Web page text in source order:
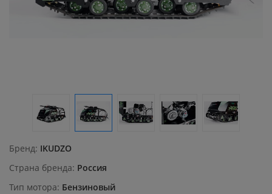
Бренд IKUDZO
Страна бренда Россия
Тип мотора Бензиновый